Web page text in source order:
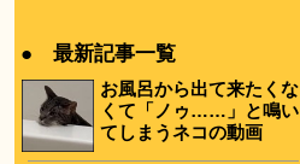
● 最新記事一覧
お風呂から出て来たくな
くて「ノゥ……」と鳴い
てしまうネコの動画